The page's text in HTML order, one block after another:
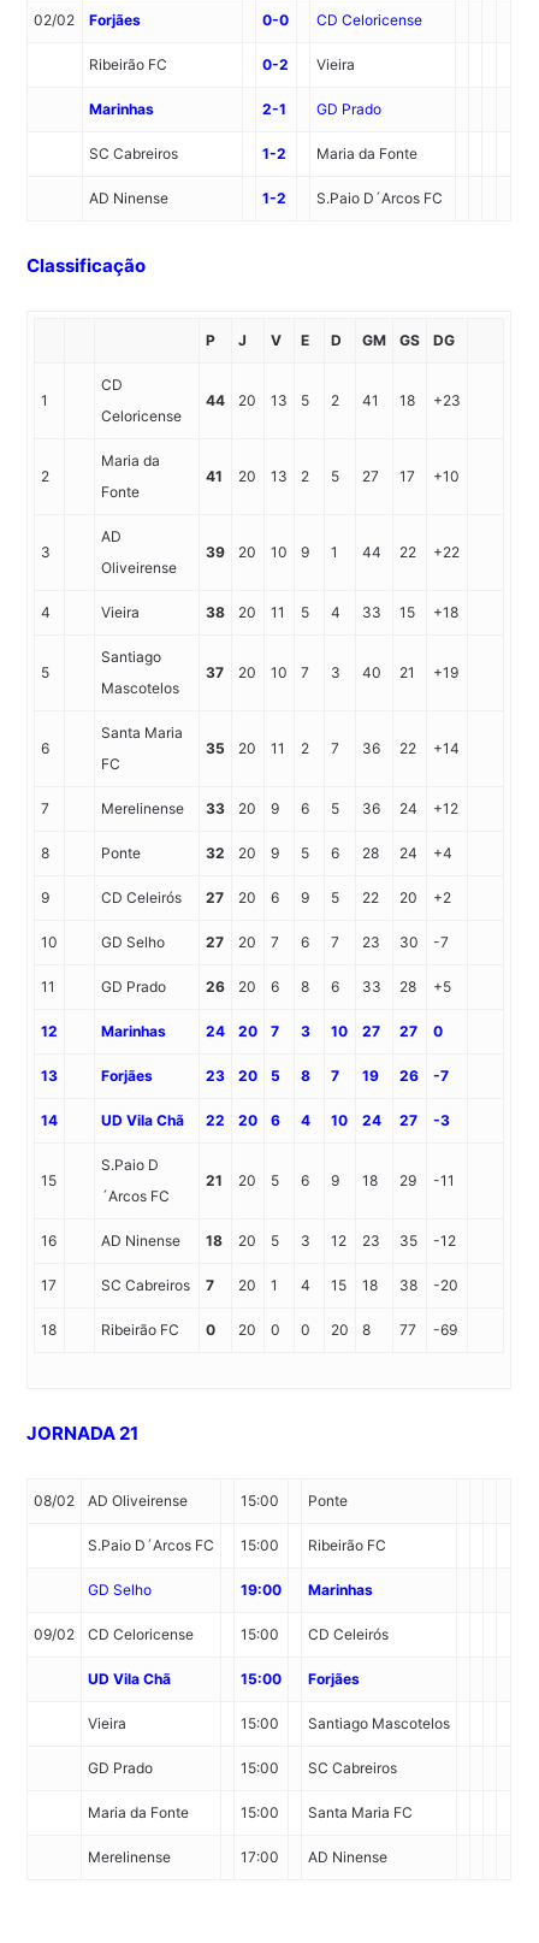
02/02 Forjães 0-0 CD Celoricense
Ribeirão FC 0-2 Vieira
Marinhas 2-1 GD Prado
SC Cabreiros 1-2 Maria da Fonte
AD Ninense 1-2 S.Paio D´Arcos FC
Classificação
P J V E D GM GS DG
1
CD
Celoricense
44 20 13 5 2 41 18 +23
2
Maria da
Fonte
41 20 13 2 5 27 17 +10
3
AD
Oliveirense
39 20 10 9 1 44 22 +22
4 Vieira 38 20 11 5 4 33 15 +18
5
Santiago
Mascotelos
37 20 10 7 3 40 21 +19
6
Santa Maria
FC
35 20 11 2 7 36 22 +14
7 Merelinense 33 20 9 6 5 36 24 +12
8 Ponte 32 20 9 5 6 28 24 +4
9 CD Celeirós 27 20 6 9 5 22 20 +2
10 GD Selho 27 20 7 6 7 23 30 -7
11 GD Prado 26 20 6 8 6 33 28 +5
12 Marinhas 24 20 7 3 10 27 27 0
13 Forjães 23 20 5 8 7 19 26 -7
14 UD Vila Chã 22 20 6 4 10 24 27 -3
15
S.Paio D
´Arcos FC
21 20 5 6 9 18 29 -11
16 AD Ninense 18 20 5 3 12 23 35 -12
17 SC Cabreiros 7 20 1 4 15 18 38 -20
18 Ribeirão FC 0 20 0 0 20 8 77 -69
JORNADA 21
08/02 AD Oliveirense 15:00 Ponte
S.Paio D´Arcos FC 15:00 Ribeirão FC
GD Selho 19:00 Marinhas
09/02 CD Celoricense 15:00 CD Celeirós
UD Vila Chã 15:00 Forjães
Vieira 15:00 Santiago Mascotelos
GD Prado 15:00 SC Cabreiros
Maria da Fonte 15:00 Santa Maria FC
Merelinense 17:00 AD Ninense